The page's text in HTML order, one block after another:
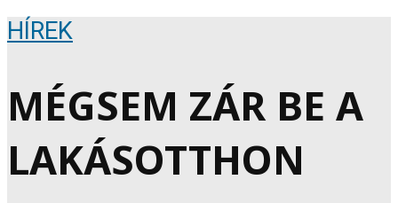
HÍREK
MÉGSEM ZÁR BE A
LAKÁSOTTHON